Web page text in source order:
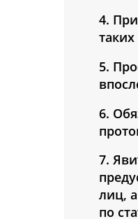
4.
5.
6.
7.
лиц,
по